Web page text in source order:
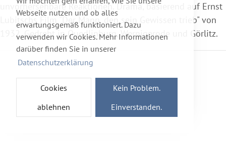
Webseite nutzen und ob alles
erwartungsgemäß funktioniert. Dazu
verwenden wir Cookies. Mehr Informationen
darüber finden Sie in unserer
Datenschutzerklärung
Cookies
ablehnen
Kein Problem.
Einverstanden.
unvorhersehbare Reaktionen. Drama, basierend auf Ernst
Lubitschs Film "Der Mann, den sein Gewissen trieb" von
1932. Gedreht in Quedlinburg, Wernigerode und Görlitz.